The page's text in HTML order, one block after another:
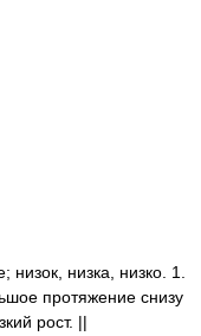
низка, низко. 1.
протяжение снизу
рост. ||